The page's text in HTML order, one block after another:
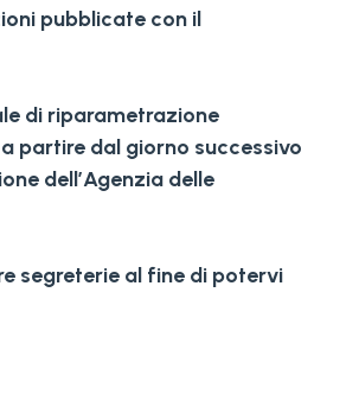
pubblicate con il
di riparametrazione
partire dal giorno successivo
dell’Agenzia delle
segreterie al fine di potervi